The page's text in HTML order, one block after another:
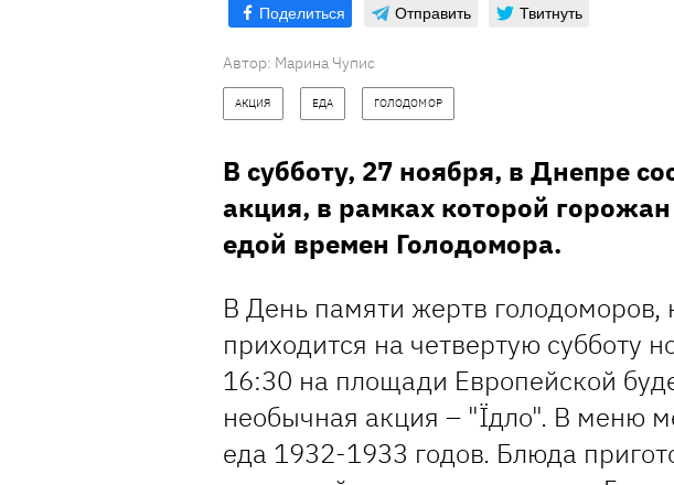
Поделиться Отправить Твитнуть
Автор: Марина Чупис
АКЦИЯ ЕДА ГОЛОДОМОР
В субботу, 27 ноября, в Днепре
акция, в рамках которой
едой времен Голодомора.
В День памяти жертв голодоморов,
приходится на четвертую субботу
16:30 на площади Европейской
необычная акция – "Їдло". В меню
еда 1932-1933 годов. Блюда